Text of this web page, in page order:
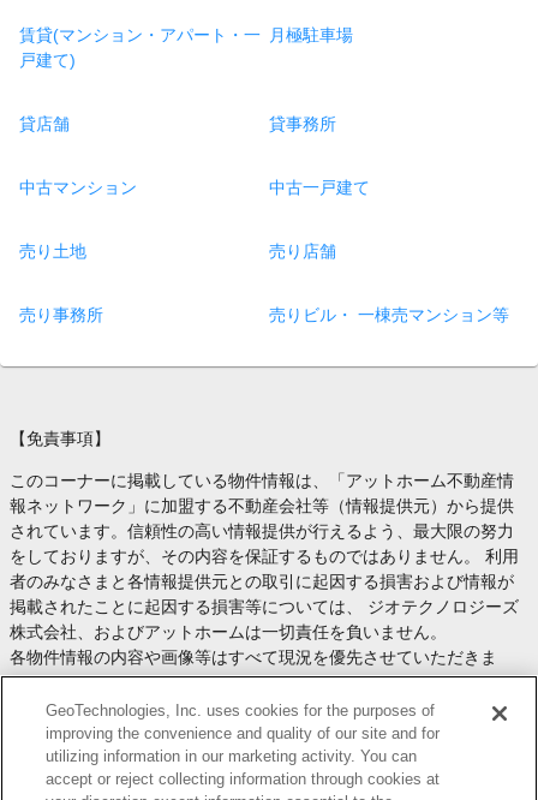
賃貸(マンション・アパート・一
戸建て)
月極駐車場
貸店舗 貸事務所
中古マンション 中古一戸建て
売り土地 売り店舗
売り事務所 売りビル・ 一棟売マンション等
【免責事項】
このコーナーに掲載している物件情報は、「アットホーム不動産情
報ネットワーク」に加盟する不動産会社等（情報提供元）から提供
されています。信頼性の高い情報提供が行えるよう、最大限の努力
をしておりますが、その内容を保証するものではありません。 利用
者のみなさまと各情報提供元との取引に起因する損害および情報が
掲載されたことに起因する損害等については、 ジオテクノロジーズ
株式会社、およびアットホームは一切責任を負いません。
各物件情報の内容や画像等はすべて現況を優先させていただきま
す。
お取引等（お取引の準備、資金調達等を含みます）の際には、内容
や契約条件等について、 各情報提供元より十分な説明を受け、ご自
身でご確認の上、判断してください。
このコーナーへの物件情報のご掲載、その他不動産業務ソリューシ
GeoTechnologies, Inc. uses cookies for the purposes of
improving the convenience and quality of our site and for
utilizing information in our marketing activity. You can
accept or reject collecting information through cookies at